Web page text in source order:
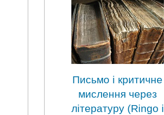
Письмо і критичне
мислення через
літературу (Ringo і